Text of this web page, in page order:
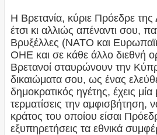
Η Βρετανία, κύριε Πρόεδρε της
έτσι κι αλλιώς απέναντι σου,
Βρυξέλλες (ΝΑΤΟ και
ΟΗΕ και σε κάθε άλλο διεθνή
Βρετανοί σταυρώνουν την
δικαιώματα σου, ως ένας
δημοκρατικός ηγέτης, έχεις
τερματίσεις την αμφισβήτηση,
κράτος του οποίου είσαι
εξυπηρετήσεις τα εθνικά